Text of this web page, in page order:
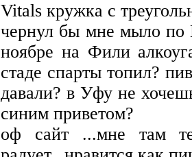
Vitals кружка с
чернул бы мне мыло по
ноябре на Фили
стаде спарты топил?
давали? в Уфу не
синим приветом?
оф сайт ...мне там